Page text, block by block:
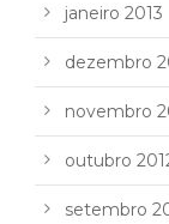
janeiro 2013
dezembro
novembro
outubro
setembro